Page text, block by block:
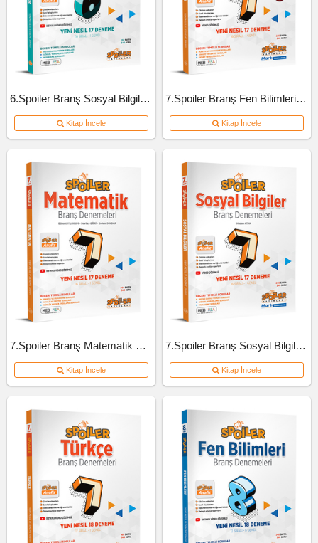
6.Spoiler Branş Sosyal Bilgiler Deneme
Kitap İncele
7.Spoiler Branş Fen Bilimleri Deneme
Kitap İncele
7.Spoiler Branş Matematik Deneme
Kitap İncele
7.Spoiler Branş Sosyal Bilgiler Deneme
Kitap İncele